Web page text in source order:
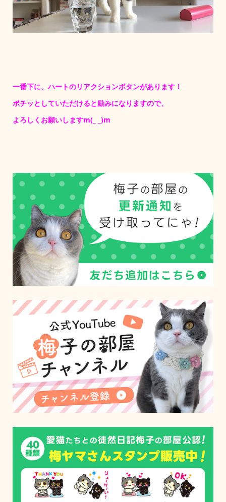
一番下に、ハートのリアクションボタンがあります！
ポチッとしていただけると励みになりますので、
よろしくお願いしますm(_ _)m